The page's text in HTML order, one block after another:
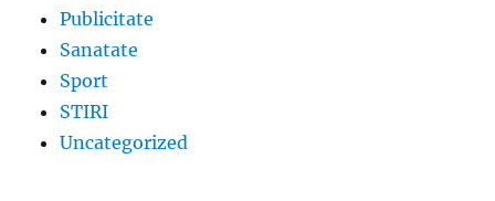
Publicitate
Sanatate
Sport
STIRI
Uncategorized